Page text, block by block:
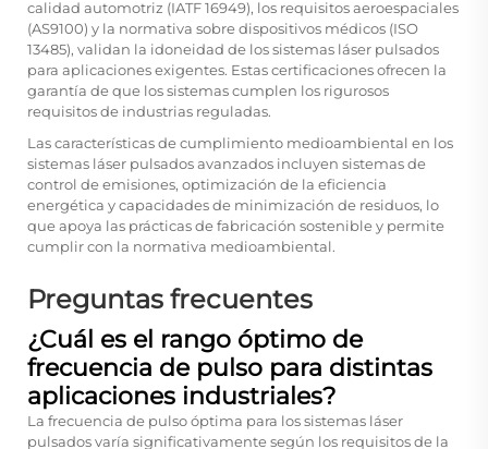
calidad automotriz (IATF 16949), los requisitos aeroespaciales
(AS9100) y la normativa sobre dispositivos médicos (ISO
13485), validan la idoneidad de los sistemas láser pulsados
para aplicaciones exigentes. Estas certificaciones ofrecen la
garantía de que los sistemas cumplen los rigurosos
requisitos de industrias reguladas.
Las características de cumplimiento medioambiental en los
sistemas láser pulsados avanzados incluyen sistemas de
control de emisiones, optimización de la eficiencia
energética y capacidades de minimización de residuos, lo
que apoya las prácticas de fabricación sostenible y permite
cumplir con la normativa medioambiental.
Preguntas frecuentes
¿Cuál es el rango óptimo de
frecuencia de pulso para distintas
aplicaciones industriales?
La frecuencia de pulso óptima para los sistemas láser
pulsados varía significativamente según los requisitos de la